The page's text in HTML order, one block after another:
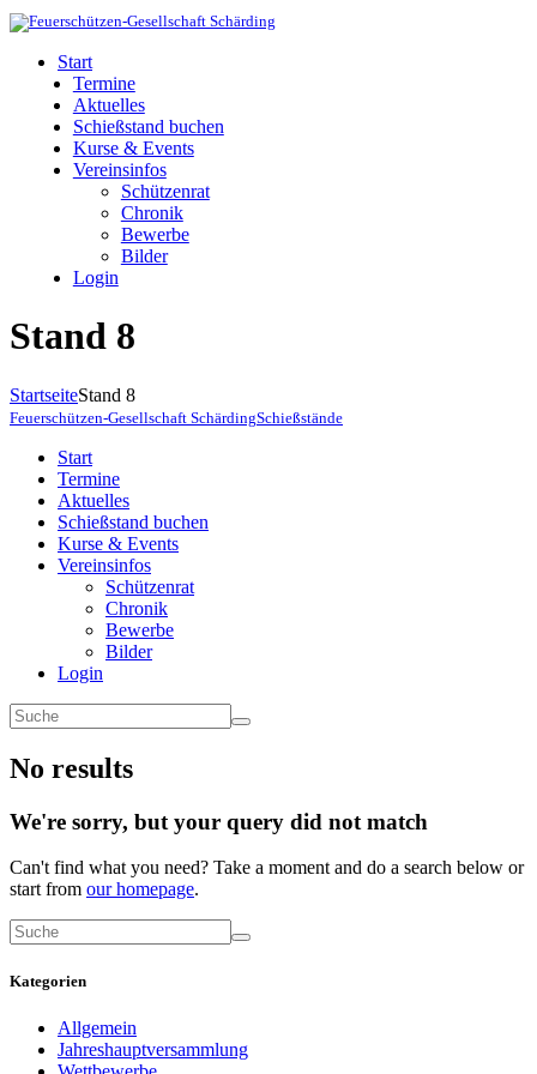
Start
Termine
Aktuelles
Schießstand buchen
Kurse & Events
Vereinsinfos
Schützenrat
Chronik
Bewerbe
Bilder
Login
Stand 8
StartseiteStand 8
Feuerschützen-Gesellschaft SchärdingSchießstände
Start
Termine
Aktuelles
Schießstand buchen
Kurse & Events
Vereinsinfos
Schützenrat
Chronik
Bewerbe
Bilder
Login
No results
We're sorry, but your query did not match
Can't find what you need? Take a moment and do a search below or
start from our homepage.
Kategorien
Allgemein
Jahreshauptversammlung